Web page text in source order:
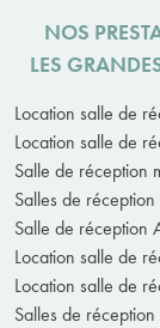
NOS
LES
Location salle de
Location salle de
Salle de réception
Salles de réception
Salle de réception
Location salle de
Location salle de
Salles de